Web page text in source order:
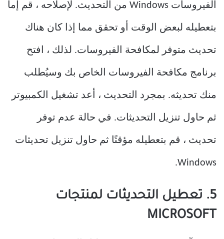
الفيروسات Windows من التحديث. لإصلاحه ، قم إما
بتعطيله لبعض الوقت أو تحقق مما إذا كان هناك
تحديث متوفر لمكافحة الفيروسات. لذلك ، افتح
برنامج مكافحة الفيروسات الخاص بك وسيُطلب
منك تحديثه. بمجرد التحديث ، أعد تشغيل الكمبيوتر
ثم حاول تنزيل التحديثات. في حالة عدم توفر
تحديث ، قم بتعطيله مؤقتًا ثم حاول تنزيل تحديثات
Windows.
5. تعطيل التحديثات لمنتجات
MICROSOFT